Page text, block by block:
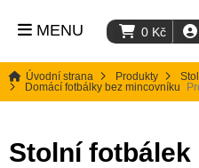
0 Kč
MENU
Úvodní strana Produkty
Domácí fotbálky bez mincovníku
Stolní fotbálek